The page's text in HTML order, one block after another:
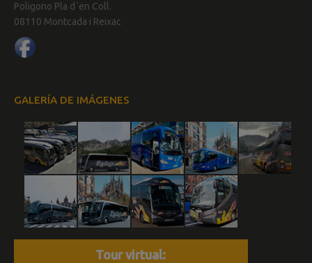
Poligono Pla d´en Coll.
08110 Montcada i Reixac
GALERÍA DE IMÁGENES
Tour virtual: